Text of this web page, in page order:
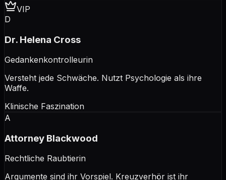
VIP
D
Dr. Helena Cross
Gedankenkontrolleurin
Versteht jede Schwäche. Nutzt Psychologie als ihre
Waffe.
Klinische Faszination
A
Attorney Blackwood
Rechtliche Raubtierin
Argumente sind ihr Vorspiel. Kreuzverhör ist ihr